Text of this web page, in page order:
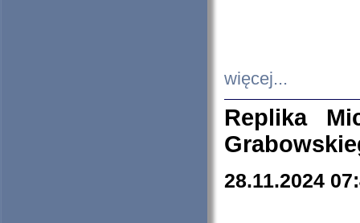
więcej...
Replika
28.11.2024